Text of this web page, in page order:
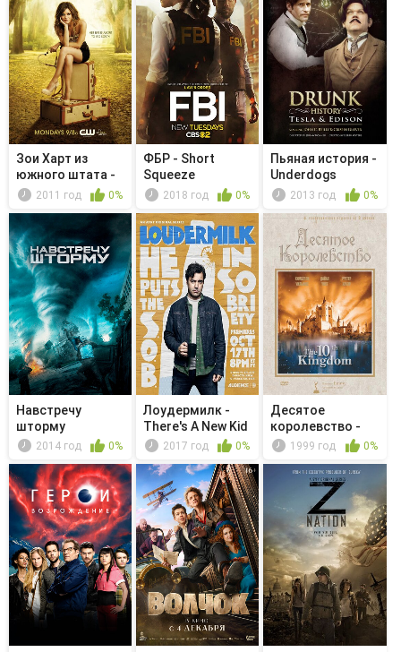
Зои Харт из
южного штата -
Чудеса2011 год 0%
ФБР - Short
Squeeze
2018 год 0%
Пьяная история -
Underdogs
2013 год 0%
Навстречу
шторму
2014 год 0%
Лоудермилк -
There's A New Kid
in Town
2017 год 0%
Десятое
королевство -
Серия 09-10
1999 год 0%